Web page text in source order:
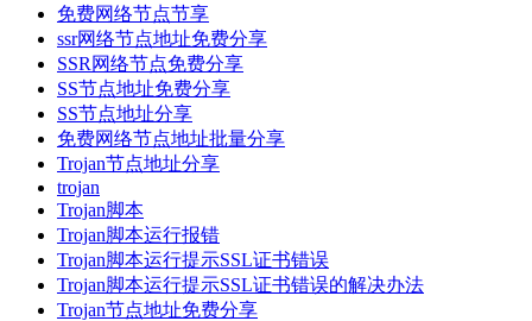
免费网络节点节享
ssr网络节点地址免费分享
SSR网络节点免费分享
SS节点地址免费分享
SS节点地址分享
免费网络节点地址批量分享
Trojan节点地址分享
trojan
Trojan脚本
Trojan脚本运行报错
Trojan脚本运行提示SSL证书错误
Trojan脚本运行提示SSL证书错误的解决办法
Trojan节点地址免费分享